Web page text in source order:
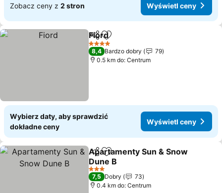
Zobacz ceny z 2 stron Wyświetl ceny
UdostępnijDodaj do ulubionych
Fiord
4 Kategoria
8,4 Bardzo dobry
79
0.5 km do: Centrum
Wybierz daty, aby sprawdzić
dokładne ceny
Wyświetl ceny
Udostępnij
Dodaj do ulubionych
Apartamenty Sun & Snow
Dune B
3 Kategoria
7,5 Dobry
73
0.4 km do: Centrum